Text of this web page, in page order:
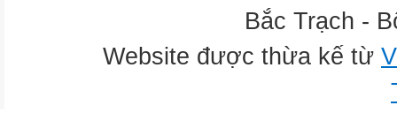
Bắc Trạch -
Website được thừa kế từ